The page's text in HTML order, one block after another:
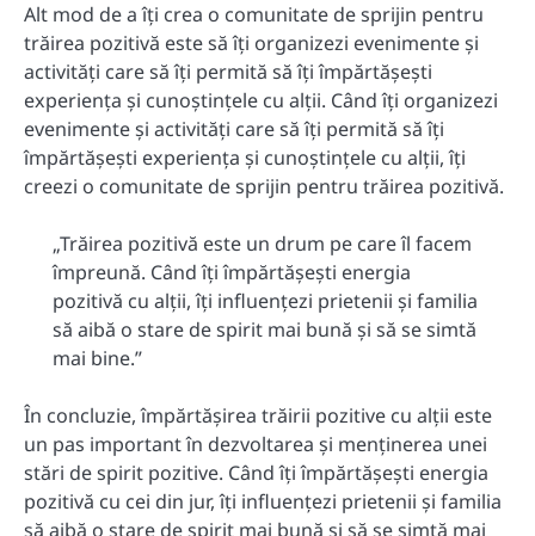
Alt mod de a îți crea o comunitate de sprijin pentru
trăirea pozitivă este să îți organizezi evenimente și
activități care să îți permită să îți împărtășești
experiența și cunoștințele cu alții. Când îți organizezi
evenimente și activități care să îți permită să îți
împărtășești experiența și cunoștințele cu alții, îți
creezi o comunitate de sprijin pentru trăirea pozitivă.
„Trăirea pozitivă este un drum pe care îl facem
împreună. Când îți împărtășești energia
pozitivă cu alții, îți influențezi prietenii și familia
să aibă o stare de spirit mai bună și să se simtă
mai bine.”
În concluzie, împărtășirea trăirii pozitive cu alții este
un pas important în dezvoltarea și menținerea unei
stări de spirit pozitive. Când îți împărtășești energia
pozitivă cu cei din jur, îți influențezi prietenii și familia
să aibă o stare de spirit mai bună și să se simtă mai